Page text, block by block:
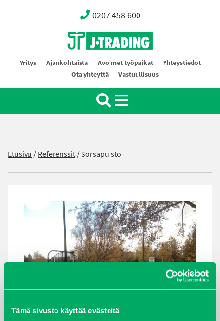
Tämä sivusto käyttää evästeitä
0207 458 600
Oy J-Trading Ab
Yritys Ajankohtaista Avoimet työpaikat
Yhteystiedot
Ota yhteyttä
Vastuullisuus
Etusivu /Referenssit/Sorsapuisto